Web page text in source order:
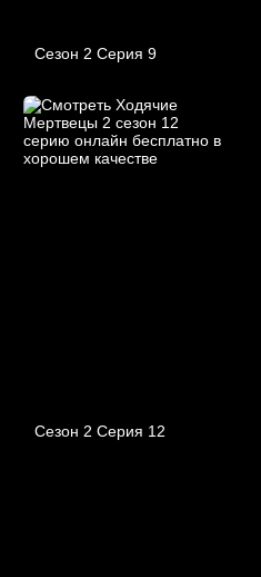
Сезон 2 Серия 9
Сезон 2 Серия 12